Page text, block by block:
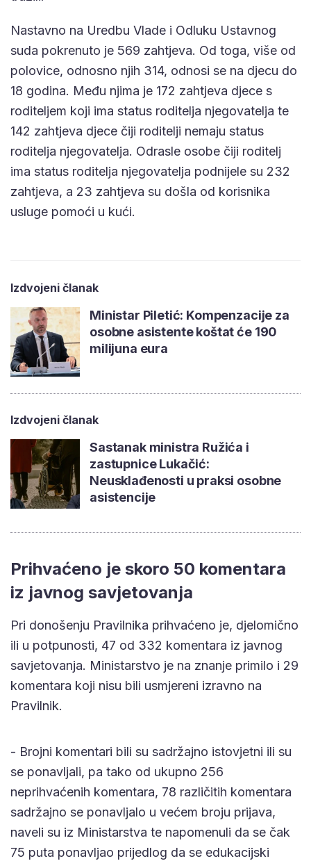
Nastavno na Uredbu Vlade i Odluku Ustavnog
suda pokrenuto je 569 zahtjeva. Od toga, više od
polovice, odnosno njih 314, odnosi se na djecu do
18 godina. Među njima je 172 zahtjeva djece s
roditeljem koji ima status roditelja njegovatelja te
142 zahtjeva djece čiji roditelji nemaju status
roditelja njegovatelja. Odrasle osobe čiji roditelj
ima status roditelja njegovatelja podnijele su 232
zahtjeva, a 23 zahtjeva su došla od korisnika
usluge pomoći u kući.
Izdvojeni članak
Ministar Piletić: Kompenzacije za
osobne asistente koštat će 190
milijuna eura
Izdvojeni članak
Sastanak ministra Ružića i
zastupnice Lukačić:
Neusklađenosti u praksi osobne
asistencije
Prihvaćeno je skoro 50 komentara
iz javnog savjetovanja
Pri donošenju Pravilnika prihvaćeno je, djelomično
ili u potpunosti, 47 od 332 komentara iz javnog
savjetovanja. Ministarstvo je na znanje primilo i 29
komentara koji nisu bili usmjereni izravno na
Pravilnik.
- Brojni komentari bili su sadržajno istovjetni ili su
se ponavljali, pa tako od ukupno 256
neprihvaćenih komentara, 78 različitih komentara
sadržajno se ponavljalo u većem broju prijava,
naveli su iz Ministarstva te napomenuli da se čak
75 puta ponavljao prijedlog da se edukacijski